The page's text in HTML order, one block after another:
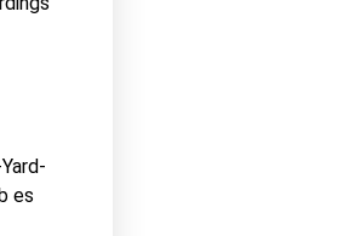
es